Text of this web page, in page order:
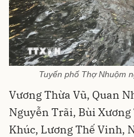
Tuyến phố Thợ Nhuộm
Vương Thừa Vũ, Quan
Nguyễn Trãi, Bùi
Khúc, Lương Thế Vinh,